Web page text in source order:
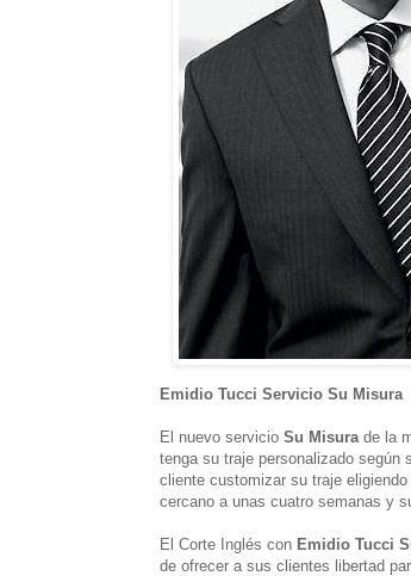
Emidio Tucci Servicio Su Misura
El nuevo servicio Su Misura de la
tenga su traje personalizado según
cliente customizar su traje
cercano a unas cuatro semanas y
El Corte Inglés con Emidio Tucci
de ofrecer a sus clientes libertad